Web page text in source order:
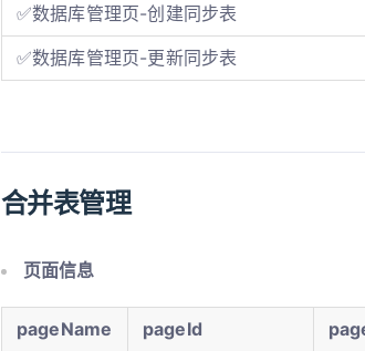
✅数据库管理页-创建同步表
✅数据库管理页-更新同步表
合并表管理
页面信息
pageName pageId